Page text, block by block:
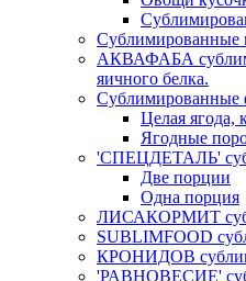
Сублимированные
АКВАФАБА
яичного белка.
Сублимированные
Целая ягода,
Ягодные
'СПЕЦДЕТАЛЬ'
Две порции
Одна порция
ЛИСАКОРМИТ
SUBLIMFOOD
КРОНИДОВ
'РАВНОВЕСИЕ'